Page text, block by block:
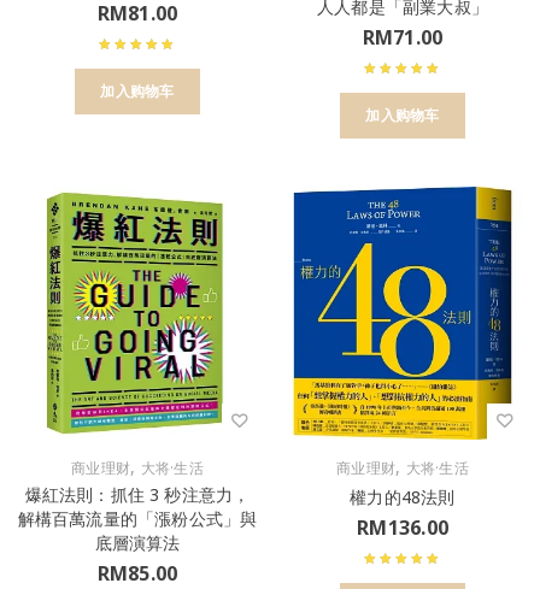
RM81.00
加入购物车
人人都是「副業大叔」
RM71.00
加入购物车
商业理财, 大将·生活
爆紅法則：抓住 3 秒注意力，
解構百萬流量的「漲粉公式」與
底層演算法
RM85.00
商业理财, 大将·生活
權力的48法則
RM136.00